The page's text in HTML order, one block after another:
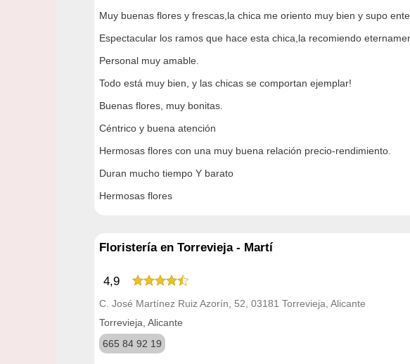
Muy buenas flores y frescas,la chica me oriento muy bien y supo
Espectacular los ramos que hace esta chica,la recomiendo
Personal muy amable.
Todo está muy bien, y las chicas se comportan ejemplar!
Buenas flores, muy bonitas.
Céntrico y buena atención
Hermosas flores con una muy buena relación precio-rendimiento.
Duran mucho tiempo Y barato
Hermosas flores
Floristería en Torrevieja - Martí
4,9
C. José Martínez Ruiz Azorín, 52, 03181 Torrevieja, Alicante
Torrevieja, Alicante
665 84 92 19